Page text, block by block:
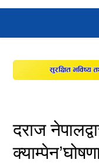
वित्त
इन्स्योरेन्स
अटो
दराज